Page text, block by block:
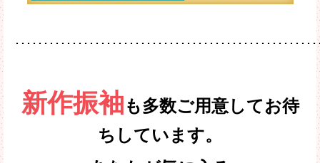
････････････････････････････････････････････････････
新作振袖も多数ご用意してお待
ちしています。